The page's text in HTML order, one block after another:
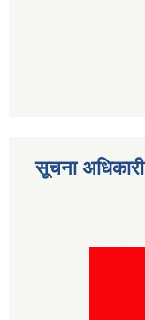
सूचना अधिकारी